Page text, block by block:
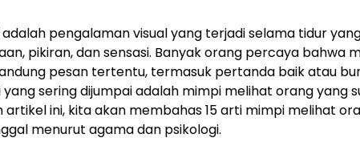
adalah pengalaman visual yang terjadi selama tidur
pikiran, dan sensasi. Banyak orang percaya bahwa
pesan tertentu, termasuk pertanda baik atau
sering dijumpai adalah mimpi melihat orang yang
artikel ini, kita akan membahas 15 arti mimpi melihat
menurut agama dan psikologi.